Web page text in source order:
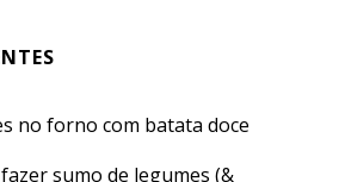
no forno com batata doce
sumo de legumes (&